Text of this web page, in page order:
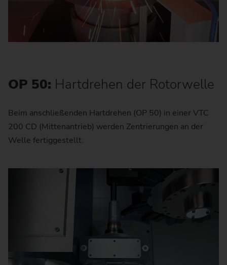
OP 50: Hartdrehen der Rotorwelle
Beim anschließenden Hartdrehen (OP 50) in einer VTC
200 CD (Mittenantrieb) werden Zentrierungen an der
Welle fertiggestellt.